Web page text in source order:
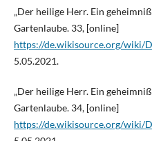
„Der heilige Herr. Ein
Gartenlaube. 33, [online]
https://de.wikisource.org/wiki/
5.05.2021.
„Der heilige Herr. Ein
Gartenlaube. 34, [online]
https://de.wikisource.org/wiki/